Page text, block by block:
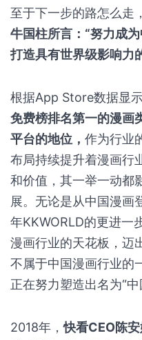
至于下一步的路怎么走
牛国柱所言：“努力成
打造具有世界级影响力
根据App Store数据显示
免费榜排名第一的漫画
平台的地位， 作为行业
布局持续提升着漫画行
和价值，其一举一动都
展。无论是从中国漫画
年KKWORLD的更进一
漫画行业的天花板，迈
不属于中国漫画行业的
正在努力塑造出名为“中
2018年，快看CEO陈